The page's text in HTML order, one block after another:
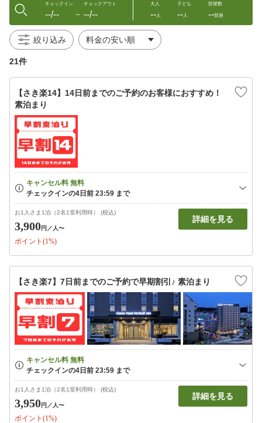
チェックイン
--/-- 〜
チェックアウト
--/--
大人
--人
子ども
--人
部屋数
--部屋
絞り込み
21件
【さき楽14】14日前までのご予約のお客様におすすめ！
素泊まり
お1人さま1泊（2名1室利用時） (税込)
3,900円 ／人〜
ポイント(1%)
詳細を見る
【さき楽7】7日前までのご予約で早期割引♪ 素泊まり
お1人さま1泊（2名1室利用時） (税込)
3,950円 ／人〜
ポイント(1%)
詳細を見る